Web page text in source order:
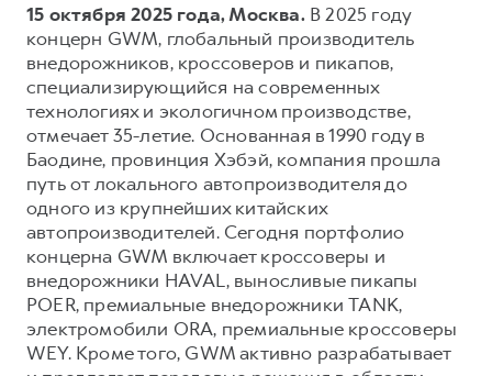
от 3 599 000 ₽
POER
от 3 449 000 ₽
Страхование
Кредит
КОРПОРАТИВНЫМ КЛИЕНТАМ
Для малого бизнеса
Корпоративным клиентам
Крупным корпоративным клиентам
Система управления автопарком
Сервис для корпоративных клиентов
HAVAL Лизинг
ПОДДЕРЖКА
GWM Безопасность
Гарантия HAVAL
Мобильное приложение GWM
Программа «HAVAL Защита+»
Руководства по эксплуатации
Подписки
АКСЕССУАРЫ HAVAL
15 октября 2025 года, Москва.В 2025 году
концерн GWM, глобальный производитель
внедорожников, кроссоверов и пикапов,
специализирующийся на современных
технологиях и экологичном производстве,
отмечает 35-летие. Основанная в 1990 году в
Баодине, провинция Хэбэй, компания прошла
путь от локального автопроизводителя до
одного из крупнейших китайских
автопроизводителей. Сегодня портфолио
концерна GWM включает кроссоверы и
внедорожники HAVAL, выносливые пикапы
POER, премиальные внедорожники TANK,
электромобили ORA, премиальные кроссоверы
WEY. Кроме того, GWM активно разрабатывает